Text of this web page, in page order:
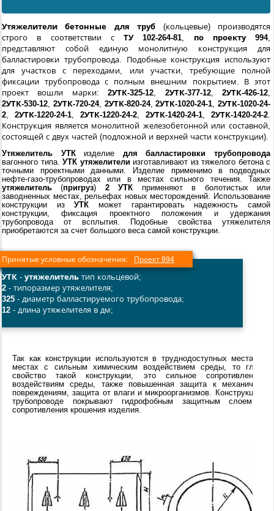
Утяжелители бетонные для труб (кольцевые) производятся
строго в соответствии с ТУ 102-264-81, по проекту 994,
представляют собой единую монолитную конструкция для
балластировки трубопровода. Подобные конструкция используют
для участков с переходами, или участки, требующие полной
фиксации трубопровода с полным внешним покрытием. В этот
проект вошли марки:2УТК-325-12, 2УТК-377-12,2УТК-426-12,
2УТК-530-12, 2УТК-720-24, 2УТК-820-24,2УТК-1020-24-1, 2УТК-1020-24-
2, 2УТК-1220-24-1, 2УТК-1220-24-2, 2УТК-1420-24-1, 2УТК-1420-24-2.
Конструкция является монолитной железобетонной или составной,
состоящей с двух частей (подложной и верхней части конструкции).
Утяжелитель УТКизделие для балластировки трубопровода
вагонного типа. УТК утяжелители изготавливают из тяжелого бетона с
точными проектными данными. Изделие применимо в подводных
нефте-газо-трубопроводах или в местах сильного течения. Также
утяжелитель (пригруз) 2 УТК применяют в болотистых или
заводненных местах, рельефах новых месторождений. Использование
конструкции изУТКможет гарантировать надежность самой
конструкции, фиксация проектного положения и удержания
трубопровода от всплытия. Подобные свойства утяжелителя
приобретаются за счет большого веса самой конструкции.
Принятые условные обозначения: Проект 994
УТК - утяжелитель тип кольцевой;
2 - типоразмер утяжелителя;
325 - диаметр балластируемого трубопровода;
12 - длина утяжелителя в дм;
Так как конструкции используются в труднодоступных местах и
местах с сильным химическим воздействием среды, то
свойство такой конструкции, это сильное сопротивление
воздействиям среды, также повышенная защита к
повреждениям, защита от влаги и микроорганизмов. Конструкцию
трубопроводе покрывают гидрофобным защитным слоем
сопротивления крошения изделия.